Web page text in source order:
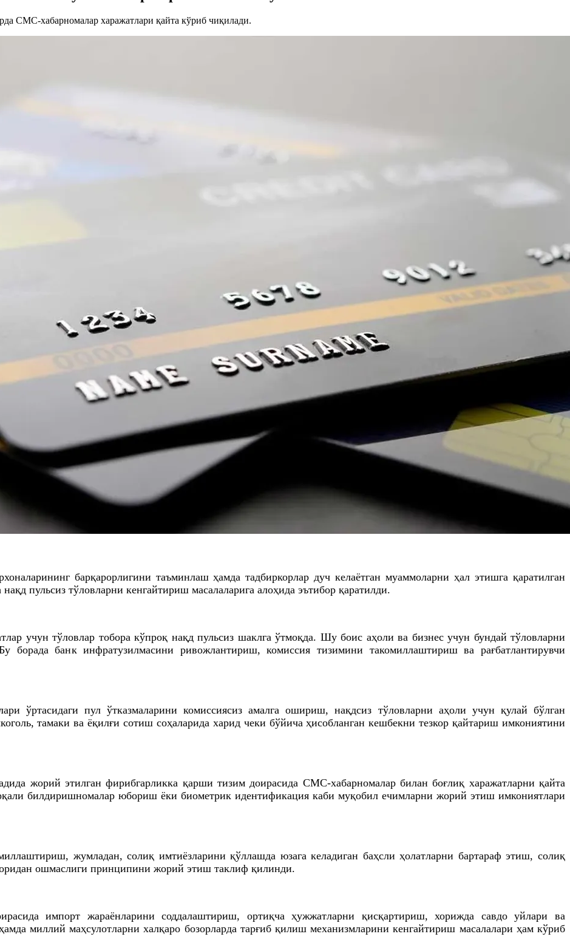
СМС-хабарномалар харажатлари қайта кўриб чиқилади.
барқарорлигини таъминлаш ҳамда тадбиркорлар дуч келаётган муаммоларни ҳал этишга қаратилган
пульсиз тўловларни кенгайтириш масалаларига алоҳида эътибор қаратилди.
учун тўловлар тобора кўпроқ нақд пульсиз шаклга ўтмоқда. Шу боис аҳоли ва бизнес учун бундай тўловларни
борада банк инфратузилмасини ривожлантириш, комиссия тизимини такомиллаштириш ва рағбатлантирувчи
ўртасидаги пул ўтказмаларини комиссиясиз амалга ошириш, нақдсиз тўловларни аҳоли учун қулай бўлган
тамаки ва ёқилғи сотиш соҳаларида харид чеки бўйича ҳисобланган кешбекни тезкор қайтариш имкониятини
жорий этилган фирибгарликка қарши тизим доирасида СМС-хабарномалар билан боғлиқ харажатларни қайта
билдиришномалар юбориш ёки биометрик идентификация каби муқобил ечимларни жорий этиш имкониятлари
жумладан, солиқ имтиёзларини қўллашда юзага келадиган баҳсли ҳолатларни бартараф этиш, солиқ
ошмаслиги принципини жорий этиш таклиф қилинди.
импорт жараёнларини соддалаштириш, ортиқча ҳужжатларни қисқартириш, хорижда савдо уйлари ва
миллий маҳсулотларни халқаро бозорларда тарғиб қилиш механизмларини кенгайтириш масалалари ҳам кўриб